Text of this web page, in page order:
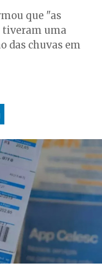
que "as
tiveram uma
das chuvas em